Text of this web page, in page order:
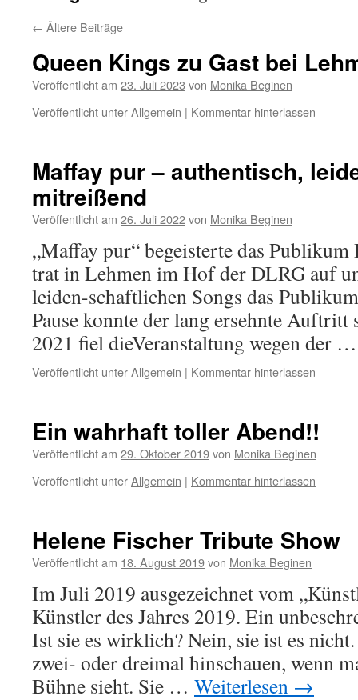
← Ältere Beiträge
Queen Kings zu Gast bei
Veröffentlicht am 23. Juli 2023 von Monika Beginen
Veröffentlicht unterAllgemein | Kommentar hinterlassen
Maffay pur – authentisch,
mitreißend
Veröffentlicht am 26. Juli 2022von Monika Beginen
„Maffay pur“ begeisterte das
trat in Lehmen im Hof der DLRG auf
leiden-schaftlichen Songs das
Pause konnte der lang ersehnte
2021 fiel dieVeranstaltung wegen der
Veröffentlicht unterAllgemein | Kommentar hinterlassen
Ein wahrhaft toller Abend!!
Veröffentlicht am 29. Oktober 2019von Monika Beginen
Veröffentlicht unterAllgemein | Kommentar hinterlassen
Helene Fischer Tribute Show
Veröffentlicht am 18. August 2019von Monika Beginen
Im Juli 2019 ausgezeichnet vom
Künstler des Jahres 2019. Ein
Ist sie es wirklich? Nein, sie ist es
zwei- oder dreimal hinschauen, wenn
Bühne sieht. Sie … Weiterlesen →